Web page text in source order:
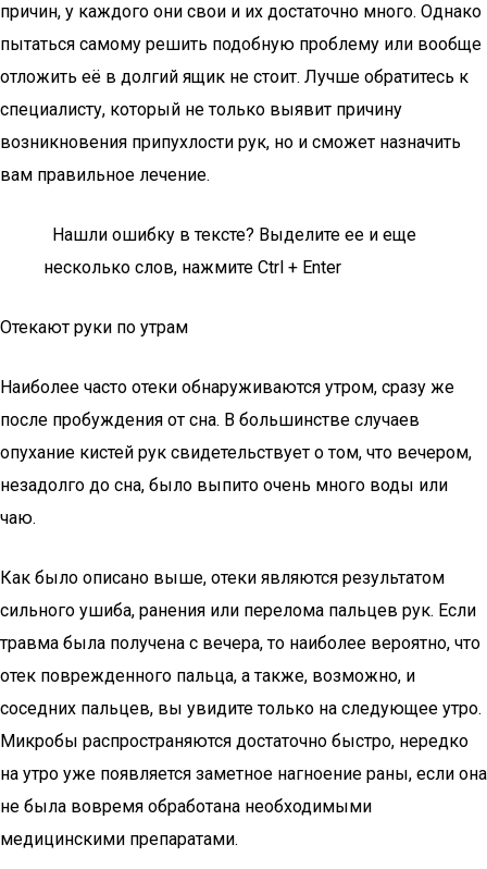
причин, у каждого они свои и их достаточно много. Однако
пытаться самому решить подобную проблему или вообще
отложить её в долгий ящик не стоит. Лучше обратитесь к
специалисту, который не только выявит причину
возникновения припухлости рук, но и сможет назначить
вам правильное лечение.
Нашли ошибку в тексте? Выделите ее и еще
несколько слов, нажмите Ctrl + Enter
Отекают руки по утрам
Наиболее часто отеки обнаруживаются утром, сразу же
после пробуждения от сна. В большинстве случаев
опухание кистей рук свидетельствует о том, что вечером,
незадолго до сна, было выпито очень много воды или
чаю.
Как было описано выше, отеки являются результатом
сильного ушиба, ранения или перелома пальцев рук. Если
травма была получена с вечера, то наиболее вероятно, что
отек поврежденного пальца, а также, возможно, и
соседних пальцев, вы увидите только на следующее утро.
Микробы распространяются достаточно быстро, нередко
на утро уже появляется заметное нагноение раны, если она
не была вовремя обработана необходимыми
медицинскими препаратами.